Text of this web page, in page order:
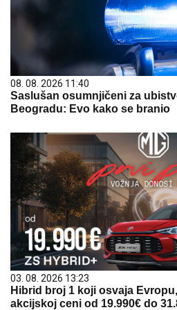
08. 08. 2026 11:40
Saslušan osumnjičeni za
Beogradu: Evo kako se branio
03. 08. 2026 13:23
Hibrid broj 1 koji osvaja
akcijskoj ceni od 19.990€ do